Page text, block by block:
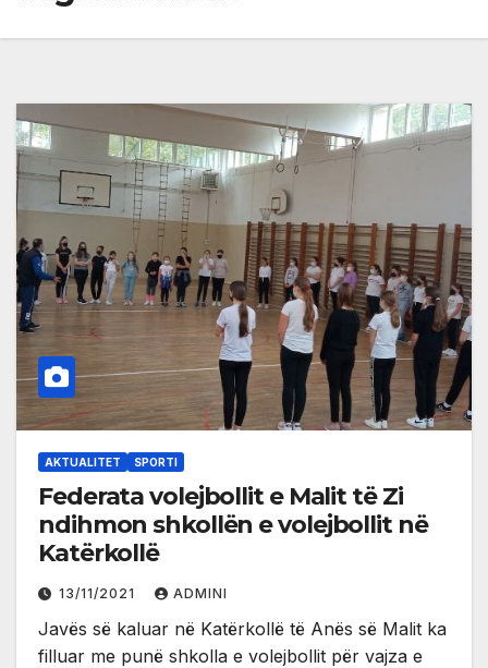
AKTUALITET SPORTI
Federata volejbollit e Malit të Zi
ndihmon shkollën e volejbollit në
Katërkollë
13/11/2021 ADMINI
Javës së kaluar në Katërkollë të Anës së Malit ka
filluar me punë shkolla e volejbollit për vajza e